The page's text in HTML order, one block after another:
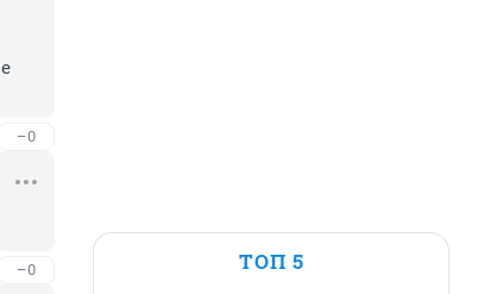
–0
–0 ТОП 5